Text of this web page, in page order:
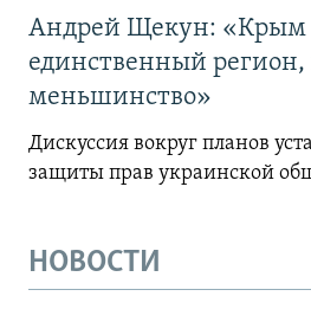
Андрей Щекун: «Крым
единственный
меньшинство»
Дискуссия вокруг планов
защиты прав украинской
НОВОСТИ